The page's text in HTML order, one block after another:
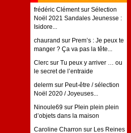
frédéric Clémentsur Sélection
Noël 2021 Sandales Jeunesse :
Isidore...
chaurand sur Prem’s : Je peux te
manger ? Ça va pas la tête...
Clerc sur Tu peux y arriver … ou
le secret de l’entraide
delerm sur Peut-être / sélection
Noël 2020 / Joyeuses...
Ninoule69 sur Plein plein plein
d’objets dans la maison
Caroline Charron sur Les Reines